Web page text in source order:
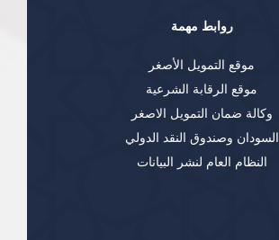
روابط مهمة
موقع التمويل الأصغر
موقع الرقابة الشرعية
وكالة ضمان التمويل الاصغر
السودان وصندوق النقد الدولي
النظام العام لنشر البيانات